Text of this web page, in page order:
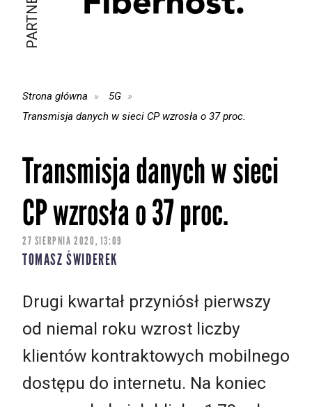
Strona główna
5G
Transmisja danych w sieci CP wzrosła o 37 proc.
Transmisja danych w sieci
CP wzrosła o 37 proc.
27 SIERPNIA 2020, 13:09
TOMASZ ŚWIDEREK
Drugi kwartał przyniósł pierwszy
od niemal roku wzrost liczby
klientów kontraktowych mobilnego
dostępu do internetu. Na koniec